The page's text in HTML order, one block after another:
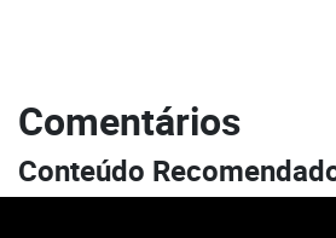
Comentários
Conteúdo